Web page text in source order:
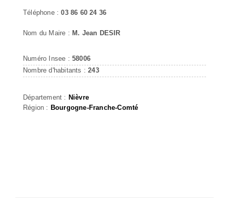
Téléphone :03 86 60 24 36
Nom du Maire : M. Jean DESIR
Numéro Insee : 58006
Nombre d'habitants :243
Département : Nièvre
Région : Bourgogne-Franche-Comté